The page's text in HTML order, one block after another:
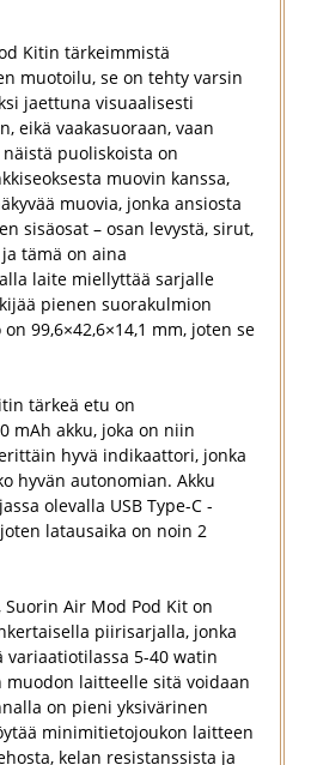
Kitin tärkeimmistä
muotoilu, se on tehty varsin
jaettuna visuaalisesti
eikä vaakasuoraan, vaan
puoliskoista on
muovin kanssa,
muovia, jonka ansiosta
sisäosat – osan levystä, sirut,
tämä on aina
laite miellyttää sarjalle
pienen suorakulmion
99,6×42,6×14,1 mm, joten se
tärkeä etu on
mAh akku, joka on niin
hyvä indikaattori, jonka
hyvän autonomian. Akku
olevalla USB Type-C -
latausaika on noin 2
Suorin Air Mod Pod Kit on
piirisarjalla, jonka
variaatiotilassa 5-40 watin
laitteelle sitä voidaan
on pieni yksivärinen
minimitietojoukon laitteen
kelan resistanssista ja